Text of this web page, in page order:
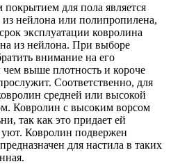
для пола является
нейлона или полипропилена,
эксплуатации ковролина
из нейлона. При выборе
внимание на его
чем выше плотность и короче
Соответственно, для
средней или высокой
Ковролин с высоким ворсом
так как это придает ей
Ковролин подвержен
для настила в таких